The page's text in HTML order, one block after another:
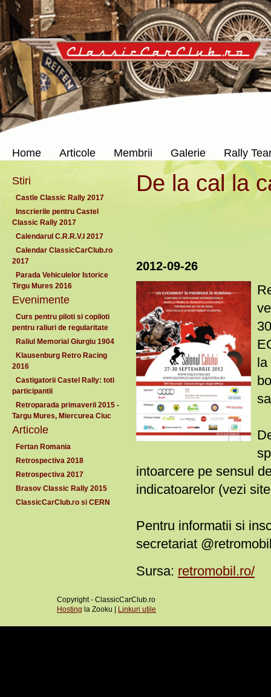
Home Articole Membrii Galerie Rally
Stiri
Castle Classic Rally 2017
Inscrierile pentru Castel
Classic Rally 2017
Calendarul C.R.R.V.I 2017
Calendar ClassicCarClub.ro
2017
Parada Vehiculelor Istorice
Tirgu Mures 2016
Evenimente
Curs pentru piloti si copiloti
pentru raliuri de regularitate
Raliul Memorial Giurgiu 1904
Klausenburg Retro Racing
2016
Castigatorii Castel Rally: toti
participantii
Retroparada primaverii 2015 -
Targu Mures, Miercurea Ciuc
Articole
Fertan Romania
Retrospectiva 2018
Retrospectiva 2017
Brasov Classic Rally 2015
ClassicCarClub.ro si CERN
De la cal la
2012-09-26
la
intoarcere pe sensul
indicatoarelor (vezi
Pentru informatii si
secretariat
Sursa: retromobil.ro/
Copyright - ClassicCarClub.ro
Hosting la Zooku | Linkuri utile